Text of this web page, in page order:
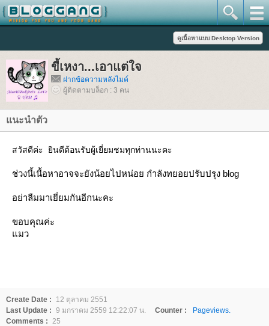
ขี้เหงา...เอาแต่ใจ
ฝากข้อความหลังไมค์
ผู้ติดตามบล็อก : 3 คน
นะนำตัว
สวัสดีค่ะ ยินดีต้อนรับผู้เยี่ยมชมทุกท่านนะคะ
ช่วงนี้เนื้อหาอาจจะยังน้อยไปหน่อย กำลังทยอยปรับปรุง blog
อย่าลืมมาเยี่ยมกันอีกนะคะ
ขอบคุณค่ะ
มว
Create Date :
12 ตุลาคม 2551
Last Update : 9 มกราคม 2559 12:22:07 น. Counter :
Pageviews.
Comments : 25